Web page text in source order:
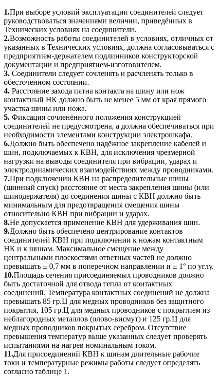
1.При выборе условий эксплуатации соединителей следует
руководствоваться значениями величин, приведённых в
Технических условиях на соединители.
2.Возможность работы соединителей в условиях, отличных от
указанных в Технических условиях, должна согласовываться с
предприятием-держателем подлинников конструкторской
документации и предприятием-изготовителем.
3. Соединители следует сочленять и расчленять только в
обесточенном состоянии.
4. Расстояние захода пятна контакта на шину или нож
контактный НК должно быть не менее 5 мм от края прямого
участка шины или ножа.
5. Фиксация сочленённого положения конструкцией
соединителей не предусмотрена, а должна обеспечиваться при
необходимости элементами конструкции электрошкафа.
6.Должно быть обеспечено надёжное закрепление кабелей и
шин, подключаемых к КВН, для исключения чрезмерной
нагрузки на выводы соединителя при вибрации, ударах и
электродинамических взаимодействиях между проводниками.
7.При подключении КВН на распределительные шины
(шинный спуск) расстояние от места закрепления шины (или
шинодержателя) до соединения шины с КВН должно быть
минимальным для предотвращения смещения шины
относительно КВН при вибрации и ударах.
8.Не допускается применение КВН для удерживания шин.
9.Должно быть обеспечено центрирование контактов
соединителей КВН при подключении к ножам контактным
НК и к шинам. Максимальное смещение между
центральными плоскостями ответных частей не должно
превышать ± 0,7 мм в поперечном направлении и ± 1° по углу.
10.Площадь сечения присоединяемых проводников должно
быть достаточной для отвода тепла от контактных
соединений. Температура контактных соединений не должна
превышать 85 гр.Ц для медных проводников без защитного
покрытия, 105 гр.Ц для медных проводников с покрытием из
неблагородных металлов (олово-висмут) и 125 гр.Ц для
медных проводников покрытых серебром. Отсутствие
превышения температур выше указанных следует проверять
испытаниями на нагрев номинальным током.
11.Для присоединений КВН к шинам длительные рабочие
токи и температурные режимы работы следует определять
согласно таблице 1.